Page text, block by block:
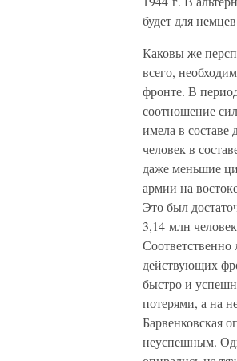
будет для
Каковы же
всего,
фронте. В
соотношение
имела в
человек в
даже меньшие
армии на
Это был
3,14 млн
действующих
быстро и
потерями, а на
Барвенковская
неуспешным.